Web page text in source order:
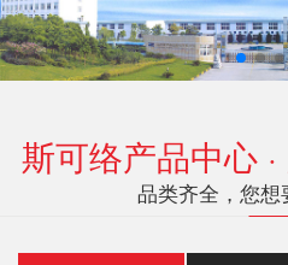
斯可络产品中心
品类齐全，您想